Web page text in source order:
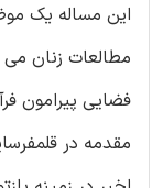
این مساله یک
مطالعات زنان
فضایی پیرامون
مقدمه در